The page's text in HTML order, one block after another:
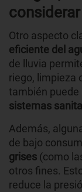
considerar
Otro aspecto
eficiente del
de lluvia
riego, limpieza
también puede
sistemas
Además,
de bajo
grises (como
otros fines.
reduce la